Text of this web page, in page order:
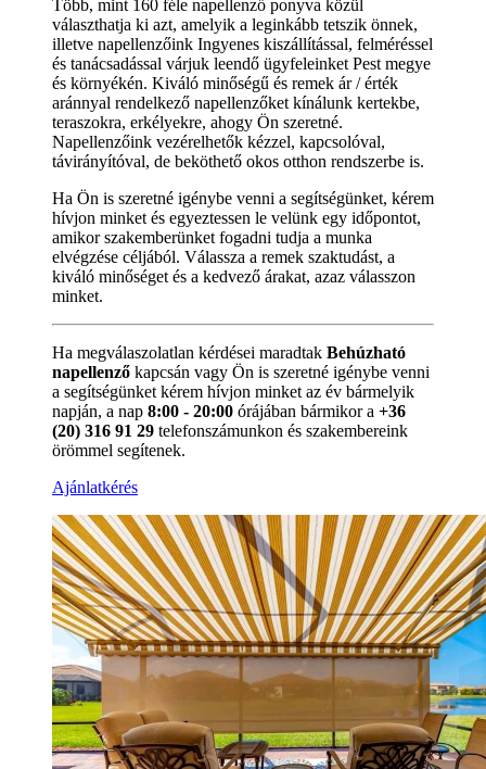
Több, mint 160 féle napellenző ponyva közül
választhatja ki azt, amelyik a leginkább tetszik önnek,
illetve napellenzőink Ingyenes kiszállítással, felméréssel
és tanácsadással várjuk leendő ügyfeleinket Pest megye
és környékén. Kiváló minőségű és remek ár / érték
aránnyal rendelkező napellenzőket kínálunk kertekbe,
teraszokra, erkélyekre, ahogy Ön szeretné.
Napellenzőink vezérelhetők kézzel, kapcsolóval,
távirányítóval, de beköthető okos otthon rendszerbe is.
Ha Ön is szeretné igénybe venni a segítségünket, kérem
hívjon minket és egyeztessen le velünk egy időpontot,
amikor szakemberünket fogadni tudja a munka
elvégzése céljából. Válassza a remek szaktudást, a
kiváló minőséget és a kedvező árakat, azaz válasszon
minket.
Ha megválaszolatlan kérdései maradtak Behúzható
napellenző kapcsán vagy Ön is szeretné igénybe venni
a segítségünket kérem hívjon minket az év bármelyik
napján, a nap 8:00 - 20:00 órájában bármikor a +36
(20) 316 91 29 telefonszámunkon és szakembereink
örömmel segítenek.
Ajánlatkérés